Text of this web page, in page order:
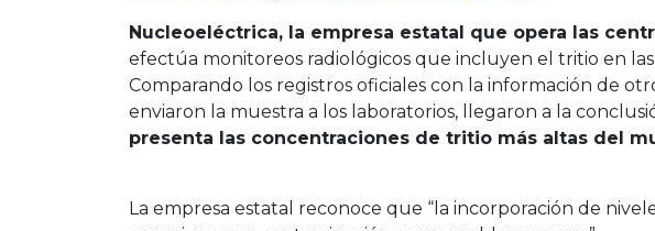
Nucleoeléctrica, la empresa estatal que opera las
efectúa monitoreos radiológicos que incluyen el tritio en
Comparando los registros oficiales con la información de
enviaron la muestra a los laboratorios, llegaron a la
presenta las concentraciones de tritio más altas del
La empresa estatal reconoce que “la incorporación de